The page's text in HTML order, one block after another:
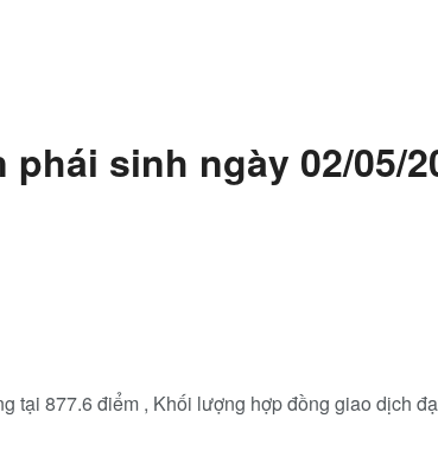
sinh ngày 02/05/
877.6 điểm , Khối lượng hợp đồng giao dịch